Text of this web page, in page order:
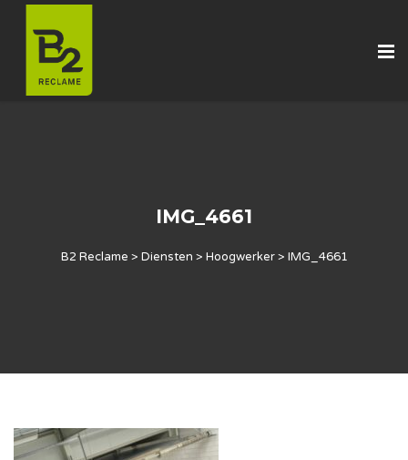
IMG_4661
B2 Reclame > Diensten > Hoogwerker> IMG_4661